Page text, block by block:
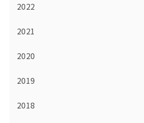
2022
2021
2020
2019
2018